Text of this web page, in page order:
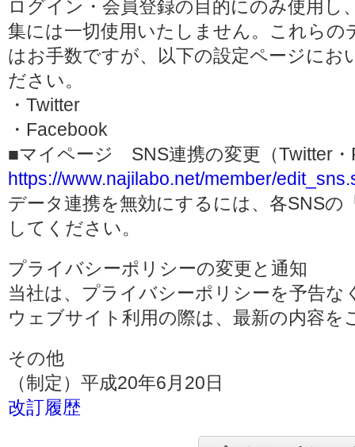
ログイン・会員登録の目的にのみ使用し
集には一切使用いたしません。これらの
はお手数ですが、以下の設定ページにお
ださい。
・Twitter
・Facebook
■マイページ SNS連携の変更（Twitter・
https://www.najilabo.net/member/
データ連携を無効にするには、各SNS
してください。
プライバシーポリシーの変更と通知
当社は、プライバシーポリシーを予告
ウェブサイト利用の際は、最新の内容を
その他
（制定）平成20年6月20日
改訂履歴